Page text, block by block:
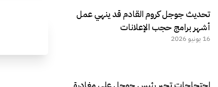
تحديث جوجل كروم القادم قد ينهي عمل
أشهر برامج حجب الإعلانات
16 يونيو 2026